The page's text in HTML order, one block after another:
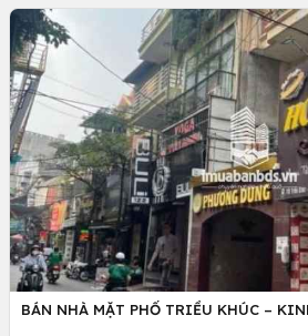
BÁN NHÀ MẶT PHỐ TRIỀU KHÚC –